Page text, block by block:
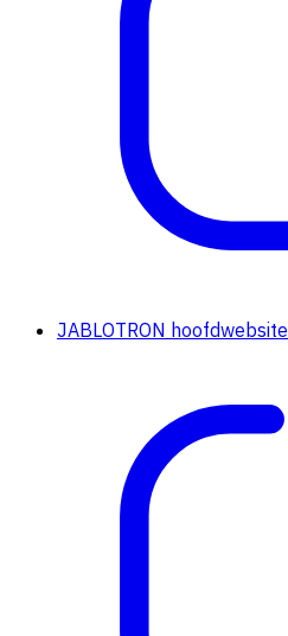
JABLOTRON hoofdwebsite